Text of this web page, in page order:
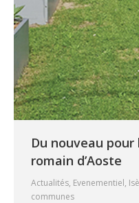
Du nouveau pour
romain d’Aoste
Actualités, Evenementiel,
communes